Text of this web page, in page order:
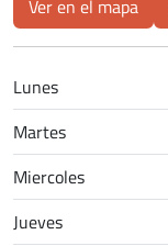
Ver en el mapa
Lunes
Martes
Miercoles
Jueves